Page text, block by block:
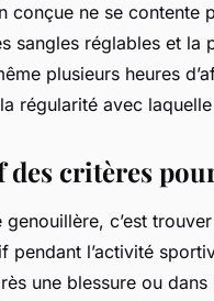
conçue ne se contente
sangles réglables et la
plusieurs heures
régularité avec
des critères
c’est
pendant l’activité
une blessure ou